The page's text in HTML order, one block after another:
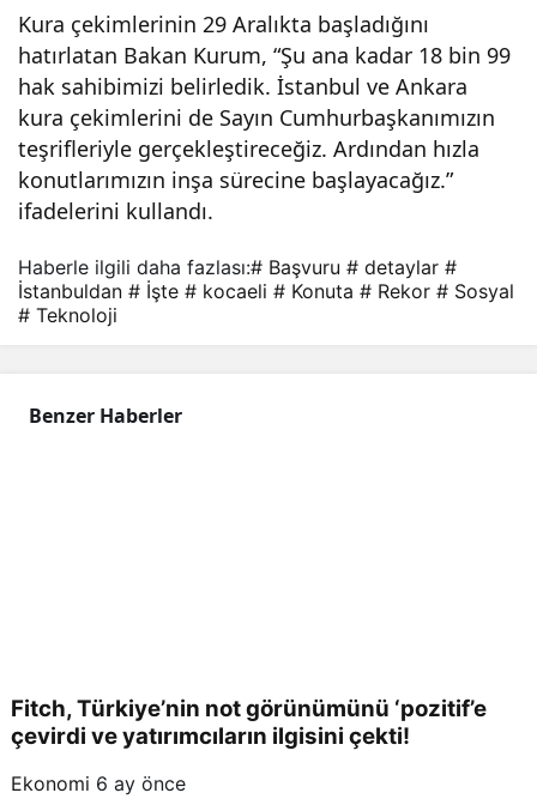
Kura çekimlerinin 29 Aralıkta başladığını
hatırlatan Bakan Kurum, “Şu ana kadar 18 bin 99
hak sahibimizi belirledik. İstanbul ve Ankara
kura çekimlerini de Sayın Cumhurbaşkanımızın
teşrifleriyle gerçekleştireceğiz. Ardından hızla
konutlarımızın inşa sürecine başlayacağız.”
ifadelerini kullandı.
ayla
r…
Haberle ilgili daha fazlası:# Başvuru # detaylar #
İstanbuldan # İşte # kocaeli # Konuta # Rekor # Sosyal
# Teknoloji
Benzer Haberler
Fitch, Türkiye’nin not görünümünü ‘pozitif’e
çevirdi ve yatırımcıların ilgisini çekti!
Ekonomi 6 ay önce